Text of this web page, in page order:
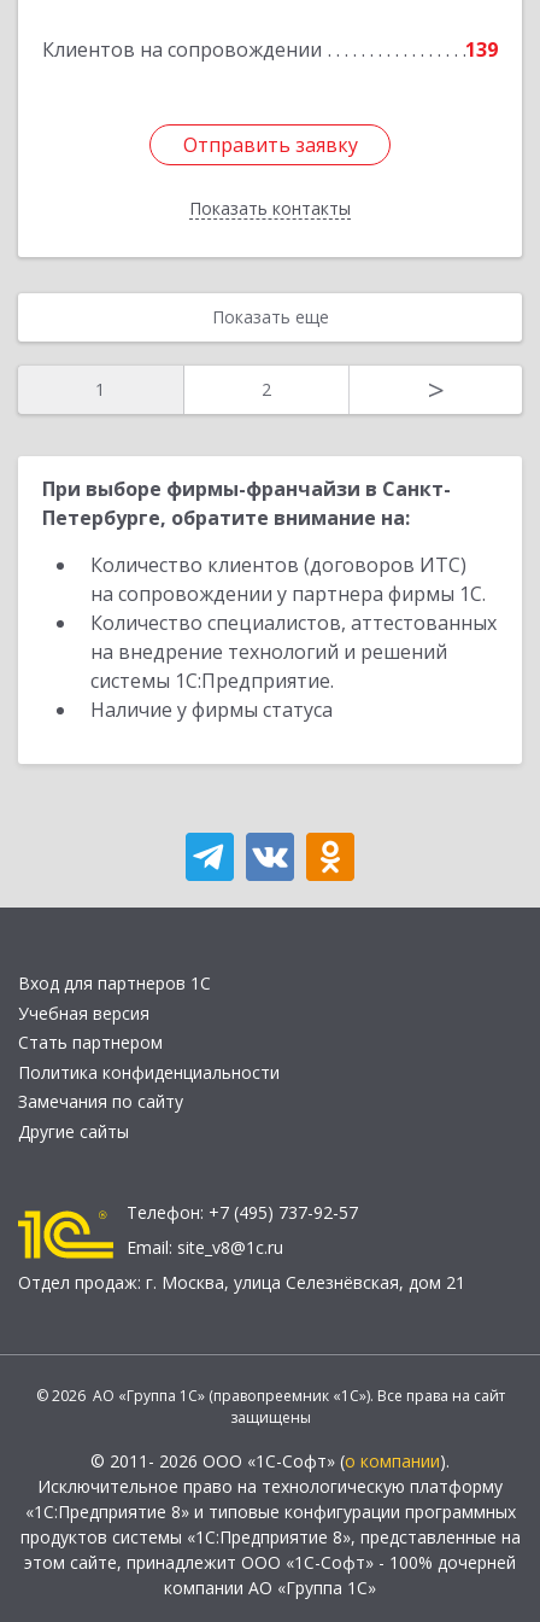
Клиентов на сопровождении 139
Отправить заявку
Показать контакты
Подробнее
Отправить заявку
Назад
Показать еще
1 2 >
При выборе фирмы-франчайзи в Санкт-
Петербурге, обратите внимание на:
Количество клиентов (договоров ИТС)
на сопровождении у партнера фирмы 1С.
Количество специалистов, аттестованных
на внедрение технологий и решений
системы 1С:Предприятие.
Наличие у фирмы статуса
Вход для партнеров 1С
Учебная версия
Стать партнером
Политика конфиденциальности
Замечания по сайту
Другие сайты
Телефон: +7 (495) 737-92-57
Email: site_v8@1c.ru
Отдел продаж: г. Москва, улица Селезнёвская, дом 21
© 2026 АО «Группа 1С» (правопреемник «1С»). Все права на сайт
защищены
© 2011- 2026 ООО «1С-Софт» (о компании).
Исключительное право на технологическую платформу
«1С:Предприятие 8» и типовые конфигурации программных
продуктов системы «1С:Предприятие 8», представленные на
этом сайте, принадлежит ООО «1С-Софт» - 100% дочерней
компании АО «Группа 1С»